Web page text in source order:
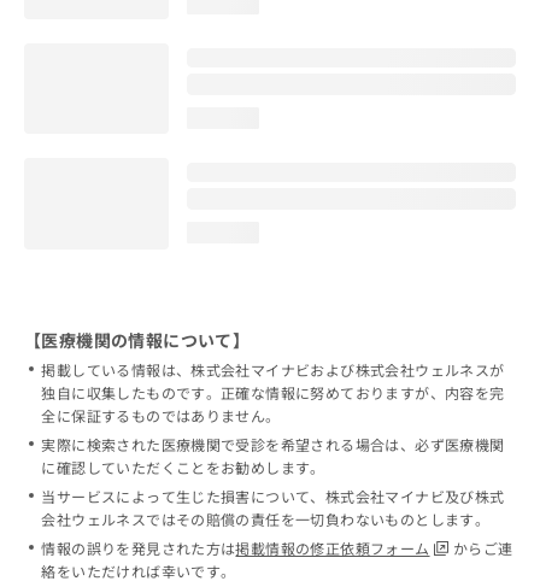
【医療機関の情報について】
掲載している情報は、株式会社マイナビおよび株式会社ウェルネスが
独自に収集したものです。正確な情報に努めておりますが、内容を完
全に保証するものではありません。
実際に検索された医療機関で受診を希望される場合は、必ず医療機関
に確認していただくことをお勧めします。
当サービスによって生じた損害について、株式会社マイナビ及び株式
会社ウェルネスではその賠償の責任を一切負わないものとします。
情報の誤りを発見された方は掲載情報の修正依頼フォーム
からご連
絡をいただければ幸いです。